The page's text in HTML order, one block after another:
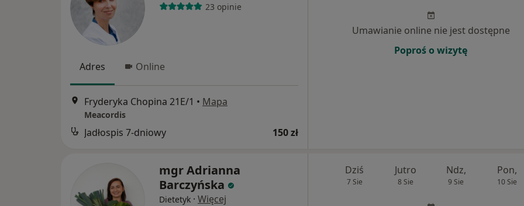
23 opinie
Adres Online
Fryderyka Chopina 21E/1 • Mapa
Meacordis
Jadłospis 7-dniowy 150 zł
Umawianie online nie jest dostępne
Poproś o wizytę
mgr Adrianna
Barczyńska
Dietetyk · Więcej
Dziś
7 Sie
Jutro
8 Sie
Ndz,
9 Sie
Pon,
10 Sie